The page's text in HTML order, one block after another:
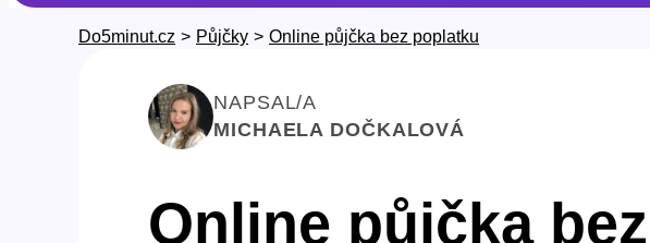
Do5minut.cz > Půjčky > Online půjčka bez poplatku
NAPSAL/A
MICHAELA DOČKALOVÁ
Online půjčka